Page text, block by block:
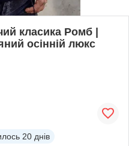
класика Ромб |
осінній люкс
20 днів